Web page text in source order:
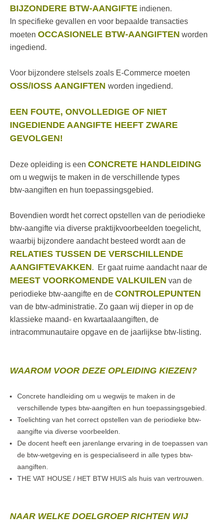
BIJZONDERE BTW-AANGIFTE indienen.
In specifieke gevallen en voor bepaalde transacties
moeten OCCASIONELE BTW-AANGIFTEN worden
ingediend.
Voor bijzondere stelsels zoals E-Commerce moeten
OSS/IOSS AANGIFTEN worden ingediend.
EEN FOUTE, ONVOLLEDIGE OF NIET
INGEDIENDE AANGIFTE HEEFT ZWARE
GEVOLGEN!
Deze opleiding is een CONCRETE HANDLEIDING
om u wegwijs te maken in de verschillende types
btw-aangiften en hun toepassingsgebied.
Bovendien wordt het correct opstellen van de periodieke
btw-aangifte via diverse praktijkvoorbeelden toegelicht,
waarbij bijzondere aandacht besteed wordt aan de
RELATIES TUSSEN DE VERSCHILLENDE
AANGIFTEVAKKEN. Er gaat ruime aandacht naar de
MEEST VOORKOMENDE VALKUILEN van de
periodieke btw-aangifte en de CONTROLEPUNTEN
van de btw-administratie. Zo gaan wij dieper in op de
klassieke maand- en kwartaalaangiften, de
intracommunautaire opgave en de jaarlijkse btw-listing.
WAAROM VOOR DEZE OPLEIDING KIEZEN?
Concrete handleiding om u wegwijs te maken in de
verschillende types btw-aangiften en hun toepassingsgebied.
Toelichting van het correct opstellen van de periodieke btw-
aangifte via diverse voorbeelden.
De docent heeft een jarenlange ervaring in de toepassen van
de btw-wetgeving en is gespecialiseerd in alle types btw-
aangiften.
THE VAT HOUSE / HET BTW HUIS als huis van vertrouwen.
NAAR WELKE DOELGROEP RICHTEN WIJ